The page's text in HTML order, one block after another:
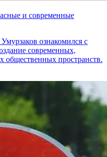
и современные
ознакомился с
современных,
общественных пространств.